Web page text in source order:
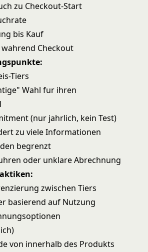
zu Checkout-Start
bis Kauf
Checkout
Tiers
Wahl fur ihren
(nur jahrlich, kein Test)
zu viele Informationen
begrenzt
oder unklare Abrechnung
zwischen Tiers
basierend auf Nutzung
von innerhalb des Produkts